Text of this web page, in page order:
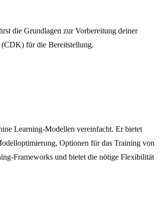
die Grundlagen zur Vorbereitung deiner
für die Bereitstellung.
Learning-Modellen vereinfacht. Er bietet
Optionen für das Training von
Frameworks und bietet die nötige Flexibilität